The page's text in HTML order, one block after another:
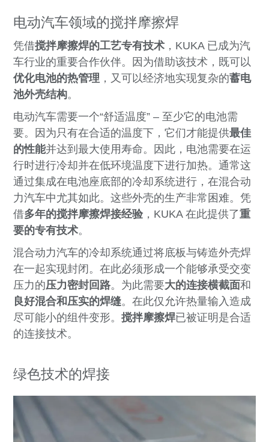
电动汽车领域的搅拌摩擦焊
凭借搅拌摩擦焊的工艺专有技术 ，KUKA 已成为汽
车行业的重要合作伙伴。因为借助该技术，既可以
优化电池的热管理 ，又可以经济地实现复杂的蓄电
池外壳结构。
电动汽车需要一个“舒适温度” – 至少它的电池需
要。因为只有在合适的温度下，它们才能提供最佳
的性能并达到最大使用寿命。因此，电池需要在运
行时进行冷却并在低环境温度下进行加热。通常这
通过集成在电池座底部的冷却系统进行，在混合动
力汽车中尤其如此。这些外壳的生产非常困难。凭
借多年的搅拌摩擦焊接经验，KUKA 在此提供了重
要的专有技术。
混合动力汽车的冷却系统通过将底板与铸造外壳焊
在一起实现封闭。在此必须形成一个能够承受交变
压力的压力密封回路。为此需要大的连接横截面和
良好混合和压实的焊缝。在此仅允许热量输入造成
尽可能小的组件变形。搅拌摩擦焊已被证明是合适
的连接技术。
绿色技术的焊接